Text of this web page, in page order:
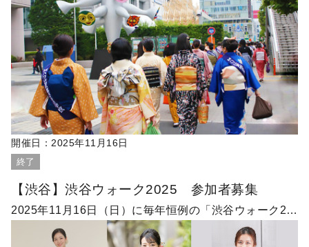
開催日： 2025年11月16日
終了
【渋谷】渋谷ウォーク2025 参加者募集
2025年11月16日（日）に毎年恒例の「渋谷ウォーク2…